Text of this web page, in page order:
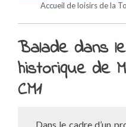
Accueil de loisirs de la
Balade dans
historique de
CM1
Dans le cadre d’un